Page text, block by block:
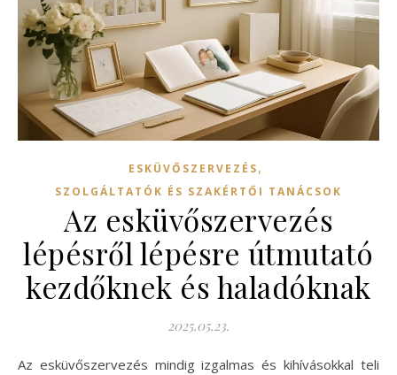
ESKÜVŐSZERVEZÉS,
SZOLGÁLTATÓK ÉS SZAKÉRTŐI TANÁCSOK
Az esküvőszervezés
lépésről lépésre útmutató
kezdőknek és haladóknak
2025.05.23.
Az esküvőszervezés mindig izgalmas és kihívásokkal teli